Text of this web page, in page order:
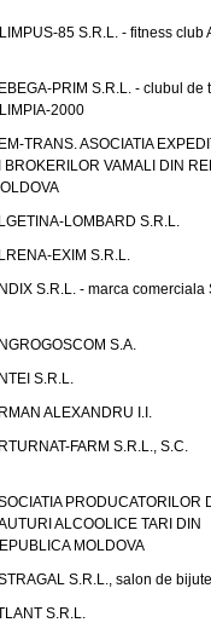
85 S.R.L. - fitness club
PRIM S.R.L. - clubul de
2000
TRANS. ASOCIATIA
BROKERILOR VAMALI DIN
LOMBARD S.R.L.
EXIM S.R.L.
S.R.L. - marca comerciala
S.A.
S.R.L.
ALEXANDRU I.I.
FARM S.R.L., S.C.
PRODUCATORILOR
ALCOOLICE TARI DIN
MOLDOVA
S.R.L., salon de
S.R.L.